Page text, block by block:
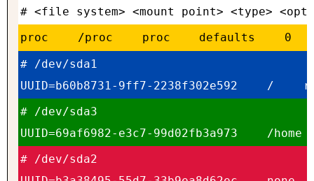
# <file system> <mount point> <type>
proc
/proc proc defaults 0
# /dev/sda1
UUID=b60b8731-9ff7-2238f302e592
/
# /dev/sda3
UUID=69af6982-e3c7-99d02fb3a973
/home
# /dev/sda2